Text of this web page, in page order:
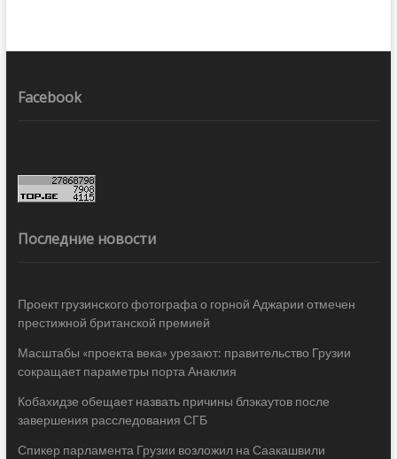
Facebook
Последние новости
Проект грузинского фотографа о горной Аджарии отмечен
престижной британской премией
Масштабы «проекта века» урезают: правительство Грузии
сокращает параметры порта Анаклия
Кобахидзе обещает назвать причины блэкаутов после
завершения расследования СГБ
Спикер парламента Грузии возложил на Саакашвили